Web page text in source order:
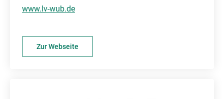
www.lv-wub.de
Zur Webseite